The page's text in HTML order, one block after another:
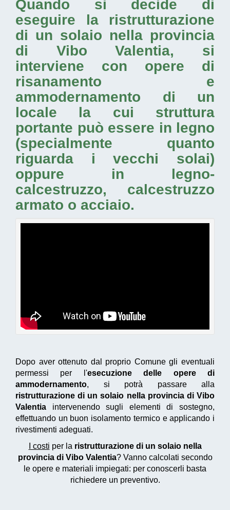
Quando si decide di
eseguire la ristrutturazione
di un solaio nella provincia
di Vibo Valentia, si
interviene con opere di
risanamento e
ammodernamento di un
locale la cui struttura
portante può essere in legno
(specialmente quanto
riguarda i vecchi solai)
oppure in legno-
calcestruzzo, calcestruzzo
armato o acciaio.
Dopo aver ottenuto dal proprio Comune gli eventuali
permessi per l'esecuzione delle opere di
ammodernamento, si potrà passare alla
ristrutturazione di un solaio nella provincia di Vibo
Valentia intervenendo sugli elementi di sostegno,
effettuando un buon isolamento termico e applicando i
rivestimenti adeguati.
I costi per la ristrutturazione di un solaio nella
provincia di Vibo Valentia? Vanno calcolati secondo
le opere e materiali impiegati: per conoscerli basta
richiedere un preventivo.